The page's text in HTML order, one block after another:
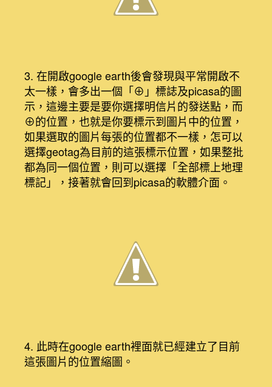
3. 在開啟google earth後會發現與平常開啟不
太一樣，會多出一個「⊕」標誌及picasa的圖
示，這邊主要是要你選擇明信片的發送點，而
⊕的位置，也就是你要標示到圖片中的位置，
如果選取的圖片每張的位置都不一樣，怎可以
選擇geotag為目前的這張標示位置，如果整批
都為同一個位置，則可以選擇「全部標上地理
標記」，接著就會回到picasa的軟體介面。
4. 此時在google earth裡面就已經建立了目前
這張圖片的位置縮圖。